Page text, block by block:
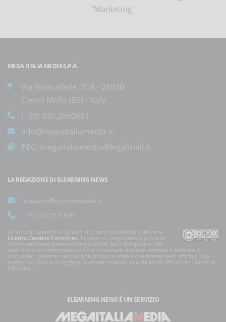
'Marketing'
MEGA ITALIA MEDIA S.P.A.
Via Roncadelle, 70A - 25030
Castel Mella (BS) - Italy
(+39) 030.2650661
info@megaitaliamedia.it
PEC: megaitaliamedia@legalmail.it
LA REDAZIONE DI ELEARNING NEWS
redazione@elearningnews.it
(+39) 030.5531835
Gli articoli presenti in questo sito sono pubblicati sotto una
Licenza Creative Commons . I contenuti degli articoli possono
contenere pareri personali degli autori. Non si risponde per
traduzioni e/o interpretazioni che dovessero risultare inesatte o erronee. I
documenti presenti nel sito non possono essere considerati testi ufficiali, una
norma con valore di legge può essere ricavata solo da fonti ufficiali (es. Gazzetta
Ufficiale).
ELEARNING NEWS È UN SERVIZIO